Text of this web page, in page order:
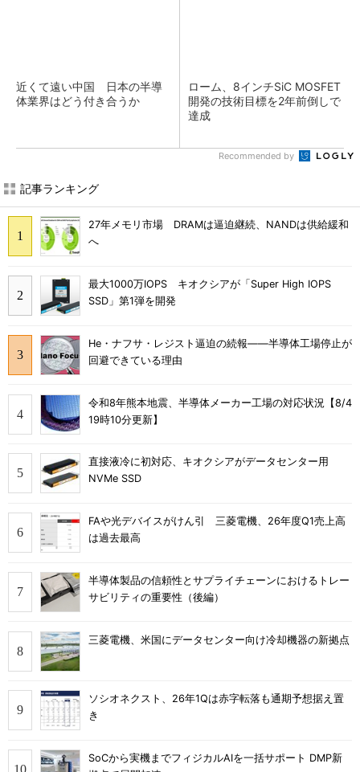
近くて遠い中国 日本の半導
体業界はどう付き合うか
ローム、8インチSiC MOSFET
開発の技術目標を2年前倒しで
達成
Recommended by
記事ランキング
27年メモリ市場 DRAMは逼迫継続、NANDは供給緩和
へ
最大1000万IOPS キオクシアが「Super High IOPS
SSD」第1弾を開発
He・ナフサ・レジスト逼迫の続報――半導体工場停止が
回避できている理由
令和8年熊本地震、半導体メーカー工場の対応状況【8/4
19時10分更新】
直接液冷に初対応、キオクシアがデータセンター用
NVMe SSD
FAや光デバイスがけん引 三菱電機、26年度Q1売上高
は過去最高
半導体製品の信頼性とサプライチェーンにおけるトレー
サビリティの重要性（後編）
三菱電機、米国にデータセンター向け冷却機器の新拠点
ソシオネクスト、26年1Qは赤字転落も通期予想据え置
き
SoCから実機までフィジカルAIを一括サポート DMP新